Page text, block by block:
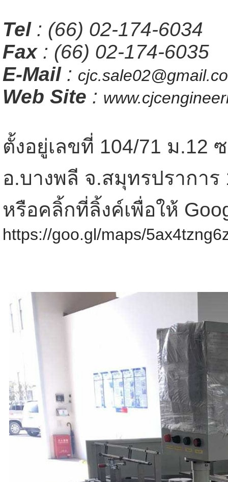
Tel : (66) 02-174-6034
Fax: (66) 02-174-6035
E-Mail:
Web Site :
ตั้งอยู่เลขที่ 104/71 ม.12
อ.บางพลี จ.สมุทรปราการ
หรือคลิ้กที่ลิ้งค์เพื่อให้
https://goo.gl/maps/